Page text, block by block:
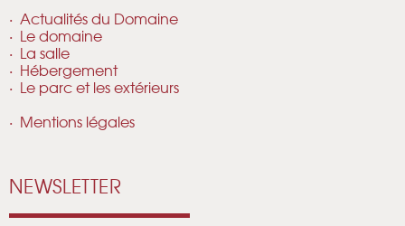
Actualités du Domaine
Le domaine
La salle
Hébergement
Le parc et les extérieurs
Mentions légales
NEWSLETTER